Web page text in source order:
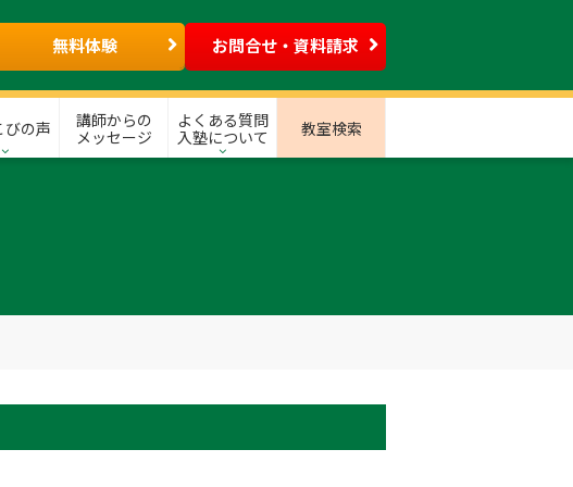
無料体験 お問合せ・資料請求
びの声
講師からの
メッセージ
よくある質問
入塾について
教室検索